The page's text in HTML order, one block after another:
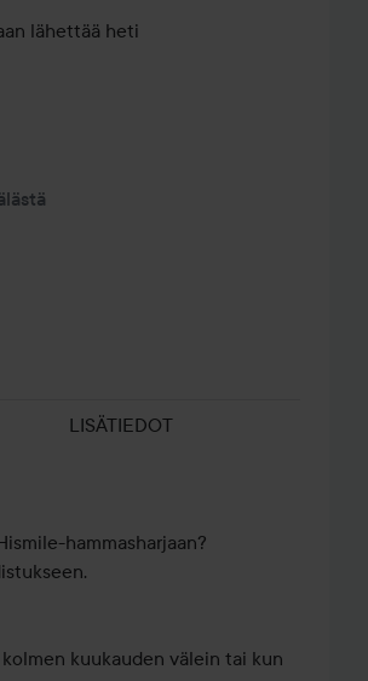
lähettää heti
LISÄTIEDOT
hammasharjaan?
kuukauden välein tai kun